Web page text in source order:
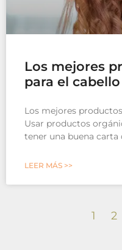
Los mejores
para el cabello
Los mejores
Usar productos
tener una buena carta
LEER MÁS >>
1 2